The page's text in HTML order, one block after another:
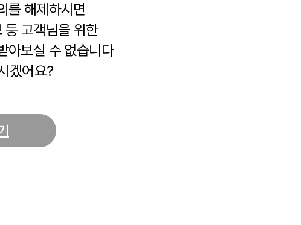
를 해제하시면
등 고객님을 위한
아보실 수 없습니다
겠어요?